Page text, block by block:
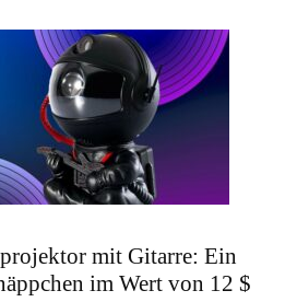
mit Gitarre: Ein
im Wert von 12 $